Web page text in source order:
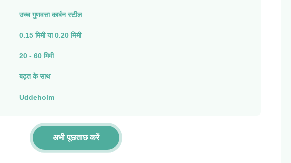
उच्च गुणवत्ता कार्बन स्टील
0.15 मिमी या 0.20 मिमी
20 - 60 मिमी
बढ़त के साथ
Uddeholm
अभी पूछताछ करें